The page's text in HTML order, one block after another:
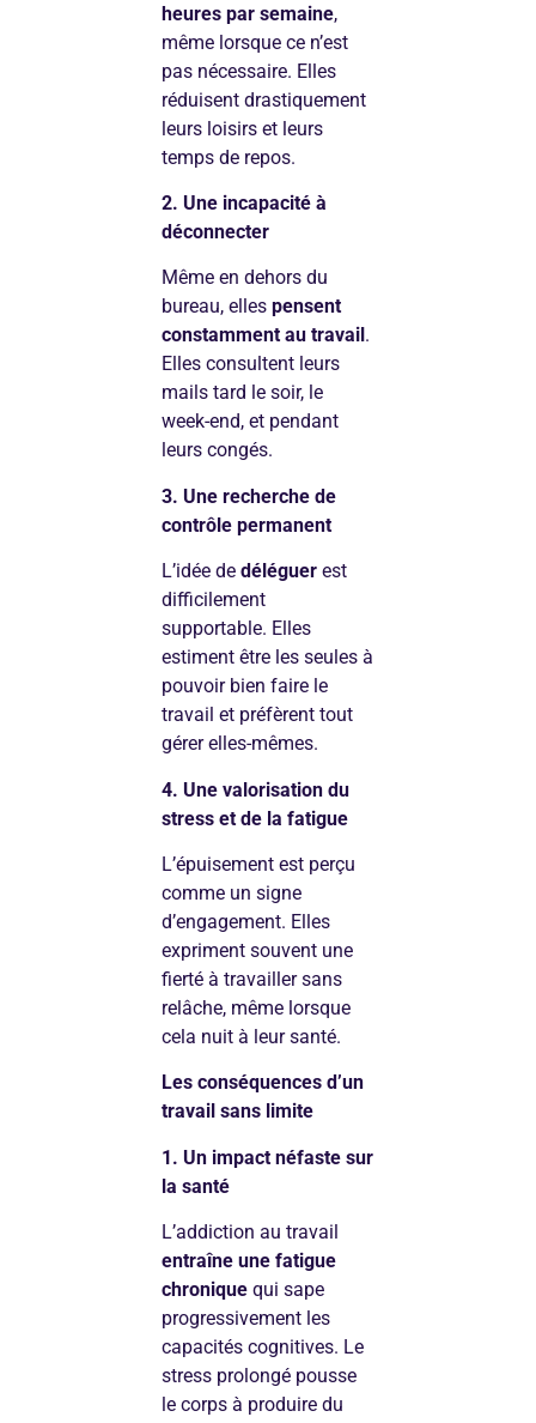
heures par semaine,
même lorsque ce n’est
pas nécessaire. Elles
réduisent drastiquement
leurs loisirs et leurs
temps de repos.
2. Une incapacité à
déconnecter
Même en dehors du
bureau, elles pensent
constamment au travail .
Elles consultent leurs
mails tard le soir, le
week-end, et pendant
leurs congés.
3. Une recherche de
contrôle permanent
L’idée de déléguer est
difficilement
supportable. Elles
estiment être les seules à
pouvoir bien faire le
travail et préfèrent tout
gérer elles-mêmes.
4. Une valorisation du
stress et de la fatigue
L’épuisement est perçu
comme un signe
d’engagement. Elles
expriment souvent une
fierté à travailler sans
relâche, même lorsque
cela nuit à leur santé.
Les conséquences d’un
travail sans limite
1. Un impact néfaste sur
la santé
L’addiction au travail
entraîne une fatigue
chronique qui sape
progressivement les
capacités cognitives. Le
stress prolongé pousse
le corps à produire du